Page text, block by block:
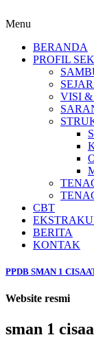
Menu
BERANDA
PROFIL
VISI
CBT
BERITA
KONTAK
PPDB SMAN 1
Website resmi
sman 1